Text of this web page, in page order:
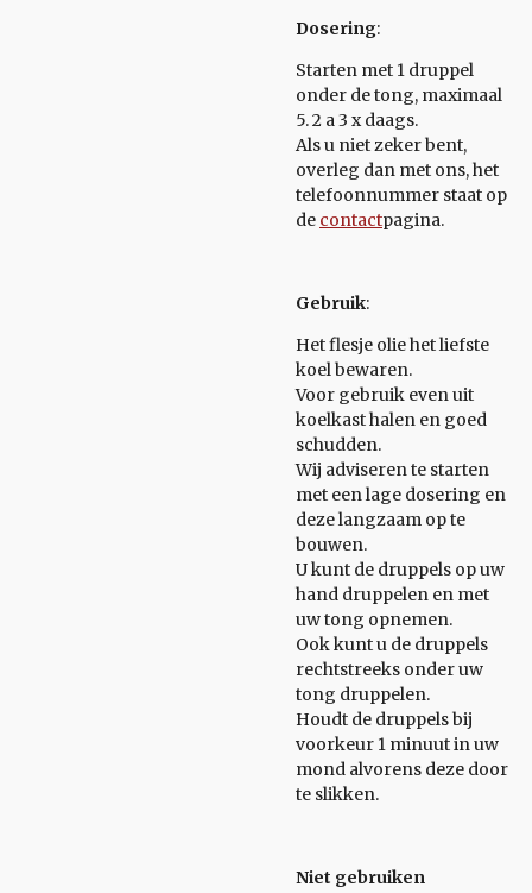
Dosering:
Starten met 1 druppel
onder de tong, maximaal
5. 2 a 3 x daags.
Als u niet zeker bent,
overleg dan met ons, het
telefoonnummer staat op
de contactpagina.
Gebruik:
Het flesje olie het liefste
koel bewaren.
Voor gebruik even uit
koelkast halen en goed
schudden.
Wij adviseren te starten
met een lage dosering en
deze langzaam op te
bouwen.
U kunt de druppels op uw
hand druppelen en met
uw tong opnemen.
Ook kunt u de druppels
rechtstreeks onder uw
tong druppelen.
Houdt de druppels bij
voorkeur 1 minuut in uw
mond alvorens deze door
te slikken.
Niet gebruiken